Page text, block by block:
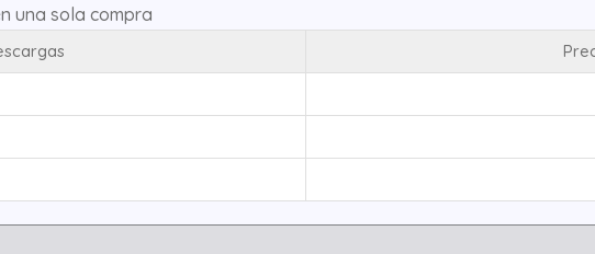
una sola compra